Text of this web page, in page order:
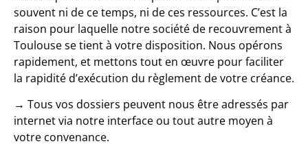
souvent ni de ce temps, ni de ces ressources. C’est la
raison pour laquelle notre société de recouvrement à
Toulouse se tient à votre disposition. Nous opérons
rapidement, et mettons tout en œuvre pour faciliter
la rapidité d’exécution du règlement de votre créance.
→ Tous vos dossiers peuvent nous être adressés par
internet via notre interface ou tout autre moyen à
votre convenance.